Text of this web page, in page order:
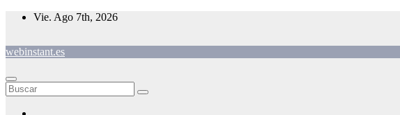
Saltar
Vie. Ago 7th, 2026
webinstant.es